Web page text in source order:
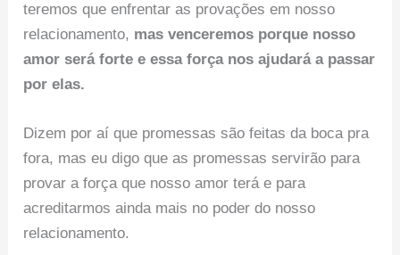
teremos que enfrentar as provações em nosso
relacionamento, mas venceremos porque nosso
amor será forte e essa força nos ajudará a passar
por elas.
Dizem por aí que promessas são feitas da boca pra
fora, mas eu digo que as promessas servirão para
provar a força que nosso amor terá e para
acreditarmos ainda mais no poder do nosso
relacionamento.